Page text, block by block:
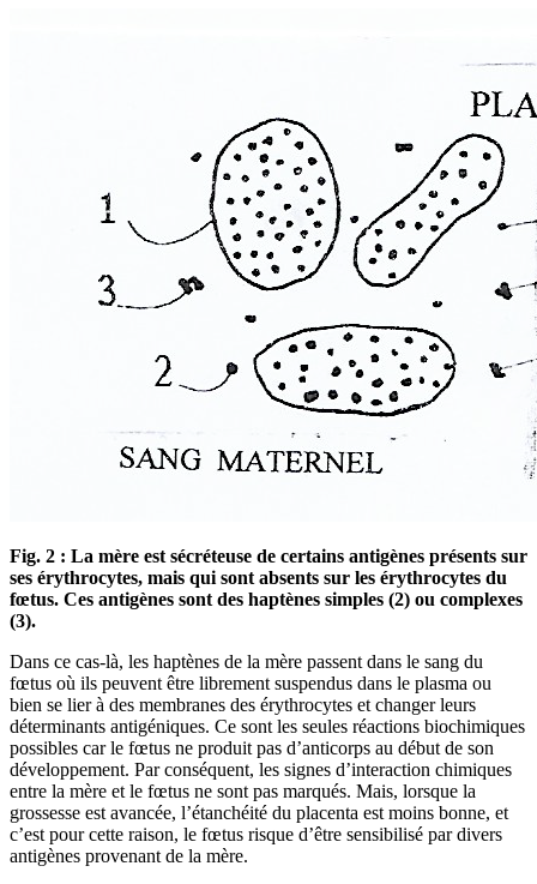
Fig. 2 : La mère est sécréteuse de certains antigènes présents sur
ses érythrocytes, mais qui sont absents sur les érythrocytes du
fœtus. Ces antigènes sont des haptènes simples (2) ou complexes
(3).
Dans ce cas-là, les haptènes de la mère passent dans le sang du
fœtus où ils peuvent être librement suspendus dans le plasma ou
bien se lier à des membranes des érythrocytes et changer leurs
déterminants antigéniques. Ce sont les seules réactions biochimiques
possibles car le fœtus ne produit pas d’anticorps au début de son
développement. Par conséquent, les signes d’interaction chimiques
entre la mère et le fœtus ne sont pas marqués. Mais, lorsque la
grossesse est avancée, l’étanchéité du placenta est moins bonne, et
c’est pour cette raison, le fœtus risque d’être sensibilisé par divers
antigènes provenant de la mère.